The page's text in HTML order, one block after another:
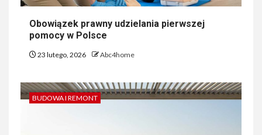
Obowiązek prawny udzielania pierwszej
pomocy w Polsce
23 lutego, 2026 Abc4home
BUDOWA I REMONT